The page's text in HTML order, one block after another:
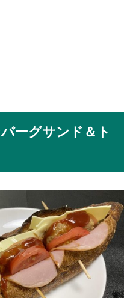
ーグサンド＆ト